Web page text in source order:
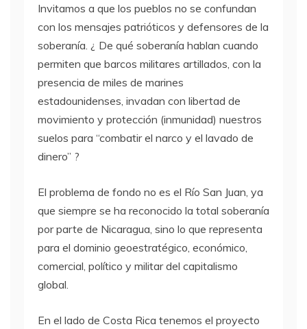
Invitamos a que los pueblos no se confundan
con los mensajes patrióticos y defensores de la
soberanía. ¿ De qué soberanía hablan cuando
permiten que barcos militares artillados, con la
presencia de miles de marines
estadounidenses, invadan con libertad de
movimiento y protección (inmunidad) nuestros
suelos para “combatir el narco y el lavado de
dinero” ?
El problema de fondo no es el Río San Juan, ya
que siempre se ha reconocido la total soberanía
por parte de Nicaragua, sino lo que representa
para el dominio geoestratégico, económico,
comercial, político y militar del capitalismo
global.
En el lado de Costa Rica tenemos el proyecto